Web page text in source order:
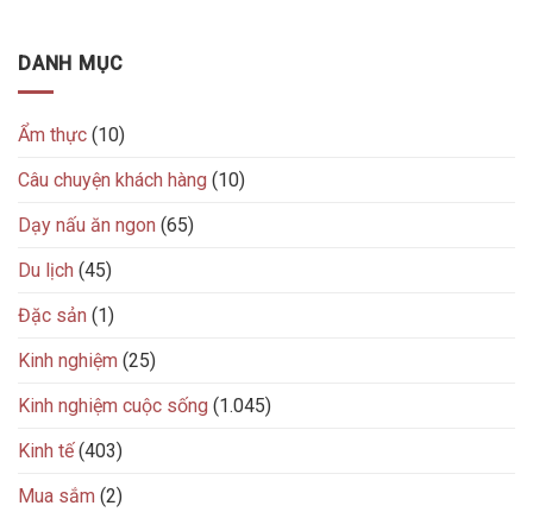
DANH MỤC
Ẩm thực (10)
Câu chuyện khách hàng (10)
Dạy nấu ăn ngon (65)
Du lịch (45)
Đặc sản (1)
Kinh nghiệm (25)
Kinh nghiệm cuộc sống (1.045)
Kinh tế(403)
Mua sắm (2)